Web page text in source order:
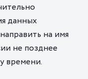
данных
на имя
не позднее
времени.